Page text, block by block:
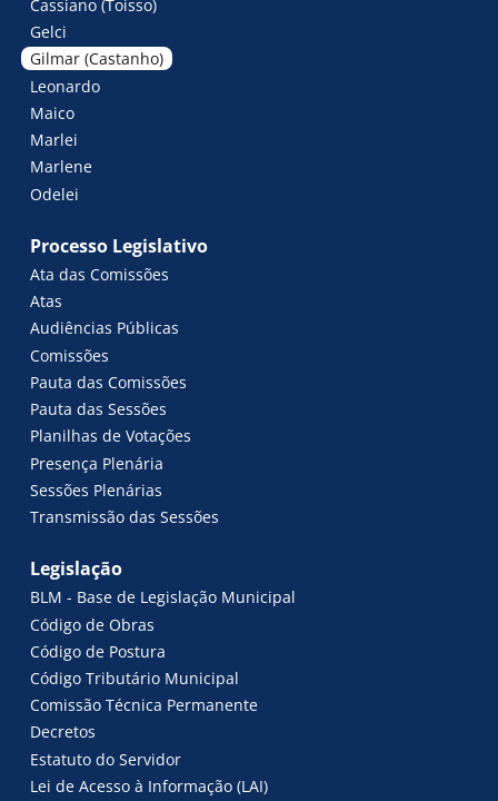
Cassiano (Toisso)
Gelci
Gilmar (Castanho)
Leonardo
Maico
Marlei
Marlene
Odelei
Processo Legislativo
Ata das Comissões
Atas
Audiências Públicas
Comissões
Pauta das Comissões
Pauta das Sessões
Planilhas de Votações
Presença Plenária
Sessões Plenárias
Transmissão das Sessões
Legislação
BLM - Base de Legislação Municipal
Código de Obras
Código de Postura
Código Tributário Municipal
Comissão Técnica Permanente
Decretos
Estatuto do Servidor
Lei de Acesso à Informação (LAI)